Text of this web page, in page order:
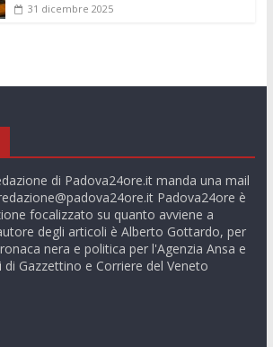
31 dicembre 2025
di Padova24ore.it manda una mail
Padova24ore è
focalizzato su quanto avviene a
degli articoli è Alberto Gottardo, per
nera e politica per l'Agenzia Ansa e
Gazzettino e Corriere del Veneto